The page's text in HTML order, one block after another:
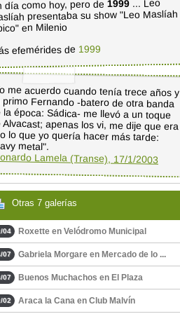
día como hoy, pero de 1999 ... Leo
presentaba su show "Leo Maslíah
en Milenio
efemérides de 1999
me acuerdo cuando tenía trece años y
primo Fernando -batero de otra banda
la época: Sádica- me llevó a un toque
Alvacast; apenas los vi, me dije que era
lo que yo quería hacer más tarde:
metal".
Lamela (Transe), 17/1/2003
Otras 7 galerías
04 Roxette en Velódromo Municipal
07 Gabriela Morgare en Mercado de lo ...
07 Buenos Muchachos en El Plaza
02 Araca la Cana en Club Malvín